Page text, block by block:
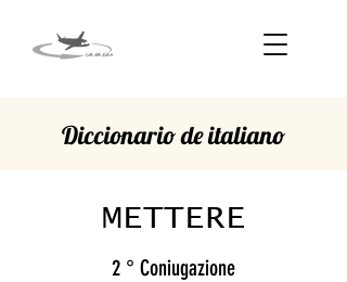
Diccionario de italiano
METTERE
2 ° Coniugazione